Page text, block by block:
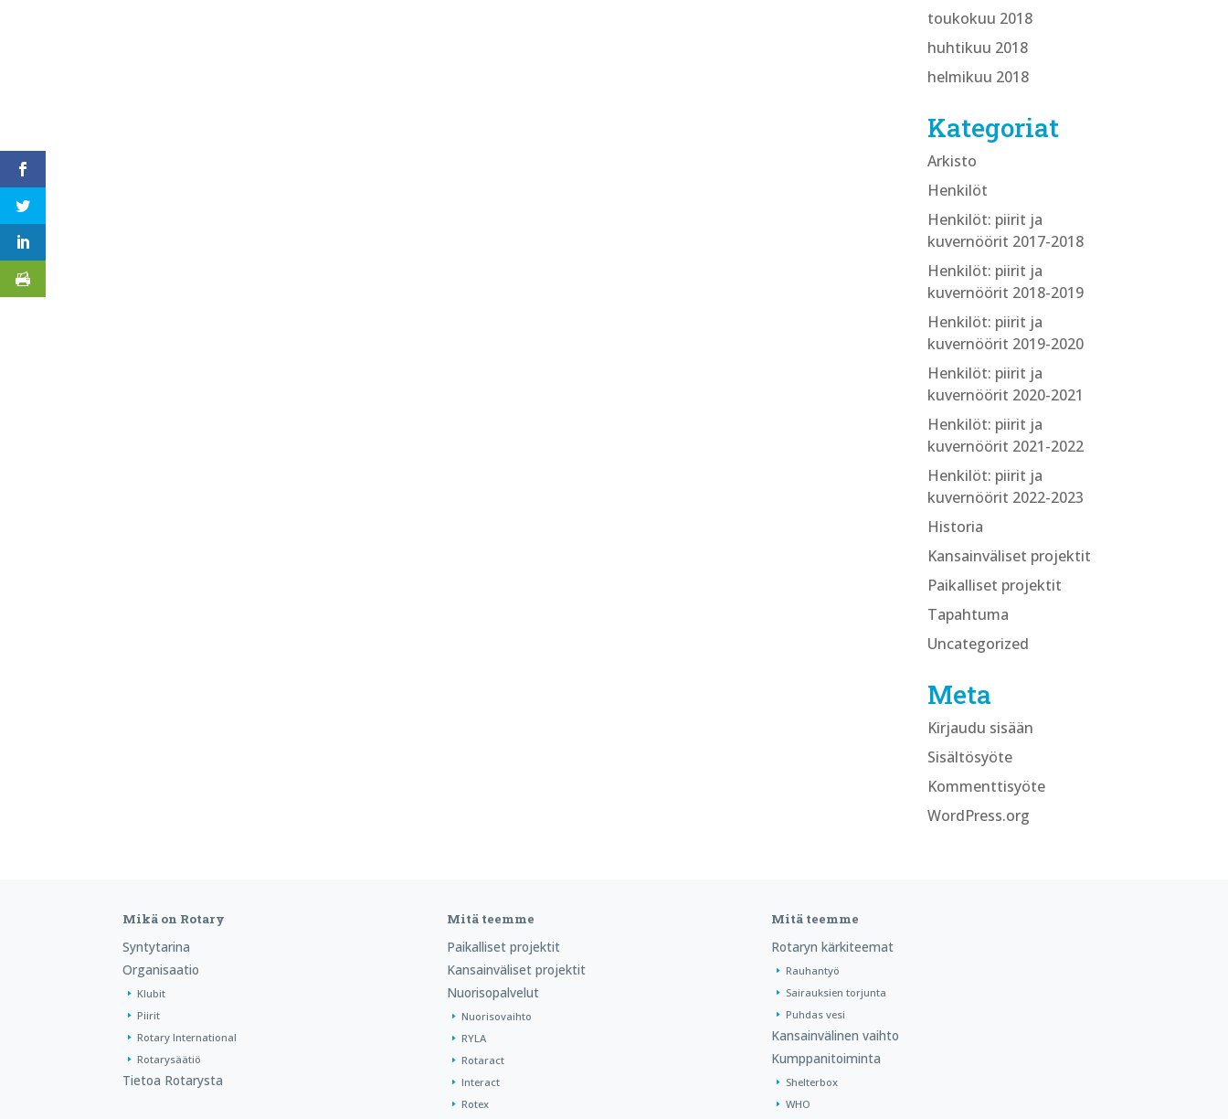
toukokuu 2018
huhtikuu 2018
helmikuu 2018
Kategoriat
Arkisto
Henkilöt
Henkilöt: piirit ja
kuvernöörit 2017-2018
Henkilöt: piirit ja
kuvernöörit 2018-2019
Henkilöt: piirit ja
kuvernöörit 2019-2020
Henkilöt: piirit ja
kuvernöörit 2020-2021
Henkilöt: piirit ja
kuvernöörit 2021-2022
Henkilöt: piirit ja
kuvernöörit 2022-2023
Historia
Kansainväliset projektit
Paikalliset projektit
Tapahtuma
Uncategorized
Meta
Kirjaudu sisään
Sisältösyöte
Kommenttisyöte
WordPress.org
Mikä on Rotary
Syntytarina
Organisaatio
Klubit
Piirit
Rotary International
Rotarysäätiö
Tietoa Rotarysta
Mitä teemme
Paikalliset projektit
Kansainväliset projektit
Nuorisopalvelut
Nuorisovaihto
RYLA
Rotaract
Interact
Rotex
Mitä teemme
Rotaryn kärkiteemat
Rauhantyö
Sairauksien torjunta
Puhdas vesi
Kansainvälinen vaihto
Kumppanitoiminta
Shelterbox
WHO